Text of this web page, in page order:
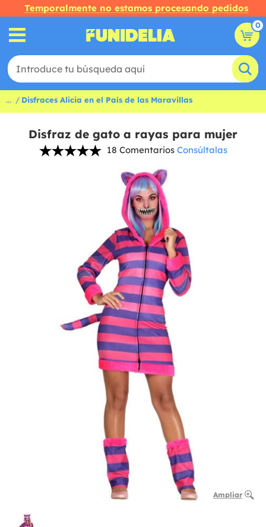
Temporalmente no estamos procesando pedidos
0
... Disfraces Alicia en el País de las Maravillas
Disfraz de gato a rayas para mujer
18 Comentarios Consúltalas
Ampliar